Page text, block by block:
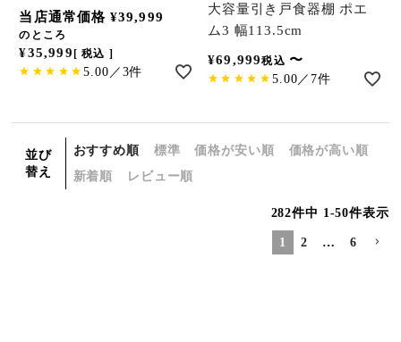
当店通常価格 ¥39,999
のところ
¥35,999 税込
5.00／3件
大容量引き戸食器棚 ポエ
ム3 幅113.5cm
¥69,999税込 〜
5.00／7件
並び
替え
おすすめ順 標準 価格が安い順
価格が高い順
新着順
レビュー順
282件中 1 -50件表示
1 2 … 6